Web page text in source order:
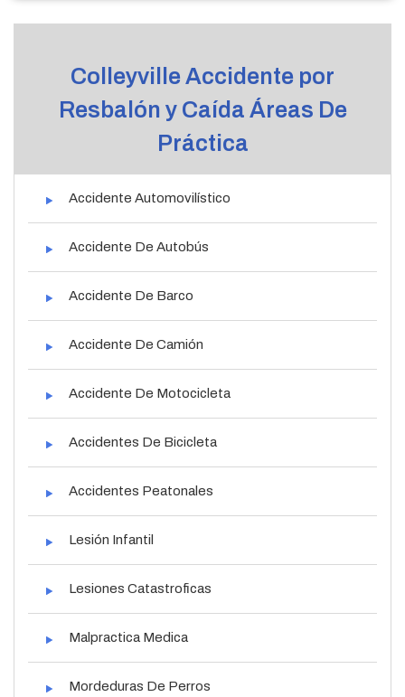
Colleyville Accidente por
Resbalón y Caída Áreas De
Práctica
Accidente Automovilístico
Accidente De Autobús
Accidente De Barco
Accidente De Camión
Accidente De Motocicleta
Accidentes De Bicicleta
Accidentes Peatonales
Lesión Infantil
Lesiones Catastroficas
Malpractica Medica
Mordeduras De Perros